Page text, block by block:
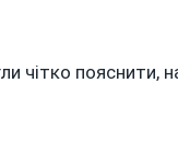
чітко пояснити,